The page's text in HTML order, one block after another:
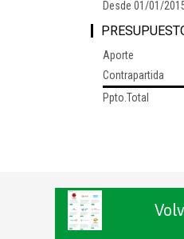
Desde 01/01/
Aporte
Contrapartida
Ppto.Total